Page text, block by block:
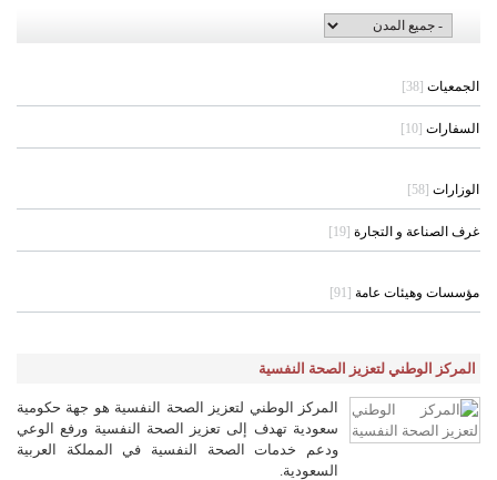
الجمعيات [38]
السفارات [10]
الوزارات [58]
غرف الصناعة و التجارة [19]
مؤسسات وهيئات عامة [91]
المركز الوطني لتعزيز الصحة النفسية
المركز الوطني لتعزيز الصحة النفسية هو جهة حكومية
سعودية تهدف إلى تعزيز الصحة النفسية ورفع الوعي
ودعم خدمات الصحة النفسية في المملكة العربية
السعودية.